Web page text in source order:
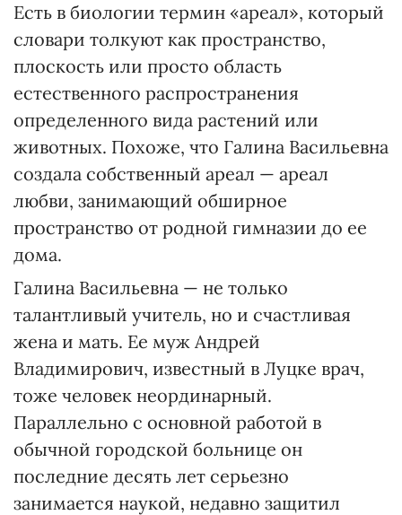
Есть в биологии термин «ареал», который
словари толкуют как пространство,
плоскость или просто область
естественного распространения
определенного вида растений или
животных. Похоже, что Галина Васильевна
создала собственный ареал — ареал
любви, занимающий обширное
пространство от родной гимназии до ее
дома.
Галина Васильевна — не только
талантливый учитель, но и счастливая
жена и мать. Ее муж Андрей
Владимирович, известный в Луцке врач,
тоже человек неординарный.
Параллельно с основной работой в
обычной городской больнице он
последние десять лет серьезно
занимается наукой, недавно защитил